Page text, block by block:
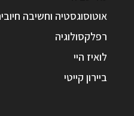
אוטוסוגסטיה וחשיבה
רפלקסולוגיה
לואיז היי
ביירון קייטי